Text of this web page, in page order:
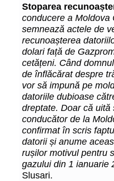
Stoparea
conducere a Moldova
semnează actele de
recunoașterea
dolari față de
cetățeni. Când
de înflăcărat despre
vor să impună pe
datoriile dubioase
dreptate. Doar că
conducător de la
confirmat în scris
datorii și anume
rușilor motivul pentru
gazului din 1 ianuarie
Slusari.